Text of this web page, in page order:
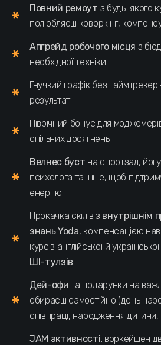
Повний ремоут з будь-якого
полюбляєш коворкінг,
Апгрейд робочого місця з
необхідної техніки
Гнучкий графік без
результат
Піврічний бонус для
спільних досягнень
Велнес буст на спортзал,
психолога та інше, щоб
енергію
Прокачка скілів з внутрішнім
знань Yoda, компенсацією
курсів англійської й
ШІ-тулзів
Дей-офита подарунки на
обираєш самостійно (день
співпраці, народження дитини,
JAM активності: воркейшен